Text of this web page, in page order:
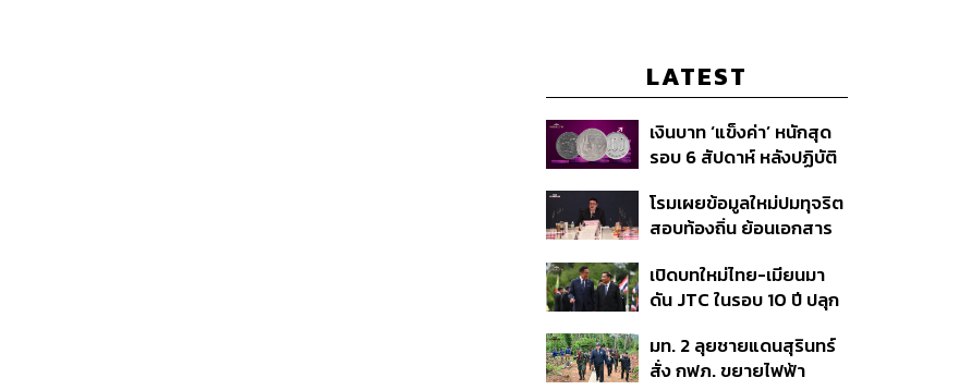
LATEST
เงินบาท ‘แข็งค่า’ หนักสุด
รอบ 6 สัปดาห์ หลังปฏิบัติ
สหรัฐฯ-ญี่ปุ่น Standard
Chartered เปิดเป้าสิ้นปีนี้
ต่อดอลลาร์
โรมเผยข้อมูลใหม่ปมทุจริต
สอบท้องถิ่น ย้อนเอกสาร
อนุทิน จ่อสอบต่อเอี่ยว
ตัดตอน ม.บูรพา หรือไม่
เปิดบทใหม่ไทย-เมียนมา
ดัน JTC ในรอบ 10 ปี ปลุก
ชายแดน ท่าเรือน้ำลึก
ทวาย
มท. 2 ลุยชายแดนสุรินทร์
สั่ง กฟภ. ขยายไฟฟ้า